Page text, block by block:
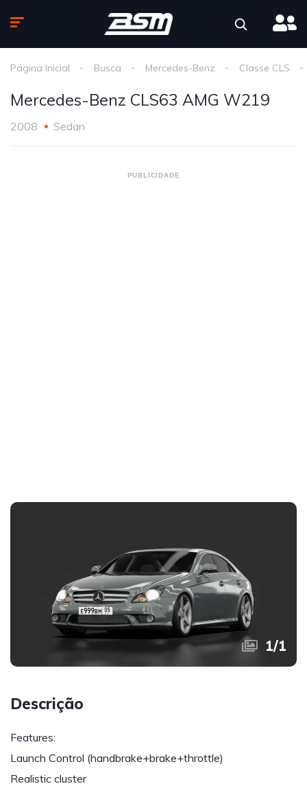
Página Inicial Busca Mercedes-Benz Classe CLS
Mercedes-Benz CLS63 AMG W219
2008 Sedan
PUBLICIDADE
1/1
Descrição
Features:
Launch Control (handbrake+brake+throttle)
Realistic cluster